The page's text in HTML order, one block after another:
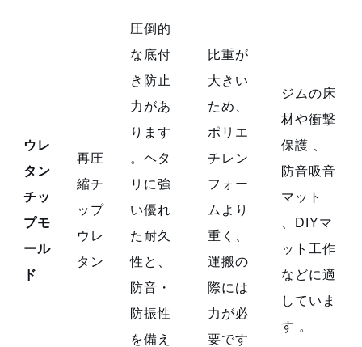
ウレ
タン
チッ
プモ
ール
ド
再圧
縮チ
ップ
ウレ
タン
圧倒的
な底付
き防止
力があ
ります
。ヘタ
リに強
い優れ
た耐久
性と、
防音・
防振性
を備え
比重が
大きい
ため、
ポリエ
チレン
フォー
ムより
重く、
運搬の
際には
力が必
要です
ジムの床
材や衝撃
保護
防音吸音
マット
、DIYマ
ット工作
などに適
していま
す 。